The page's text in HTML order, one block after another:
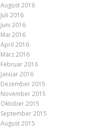
August 2016
Juli 2016
Juni 2016
Mai 2016
April 2016
März 2016
Februar 2016
Januar 2016
Dezember 2015
November 2015
Oktober 2015
September 2015
August 2015